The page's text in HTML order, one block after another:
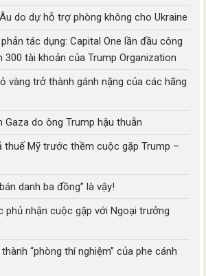
do dự hỗ trợ phòng không cho Ukraine
tác dụng: Capital One lần đầu công
300 tài khoản của Trump Organization
vàng trở thành gánh nặng của các hãng
Gaza do ông Trump hậu thuẫn
thuế Mỹ trước thềm cuộc gặp Trump –
danh ba đồng” là vậy!
phủ nhận cuộc gặp với Ngoại trưởng
“phòng thí nghiệm” của phe cánh